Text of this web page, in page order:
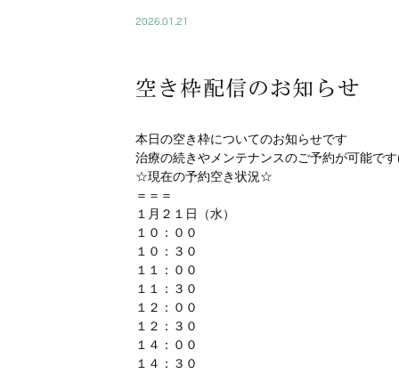
2026.01.21
空き枠配信のお知らせ
本日の空き枠についてのお知らせです
治療の続きやメンテナンスのご予約が可能で
☆現在の予約空き状況☆
＝＝＝
１月２１日（水）
１０：００
１０：３０
１１：００
１１：３０
１２：００
１２：３０
１４：００
１４：３０